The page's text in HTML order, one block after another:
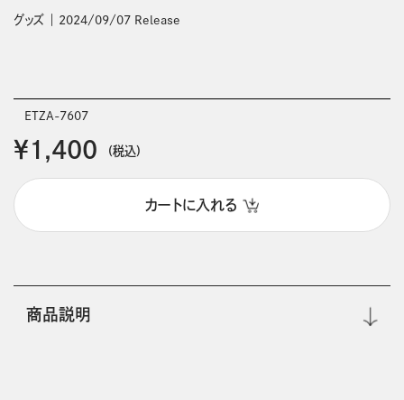
グッズ 2024/09/07 Release
ETZA-7607
￥1,400 (税込)
カートに入れる
商品説明